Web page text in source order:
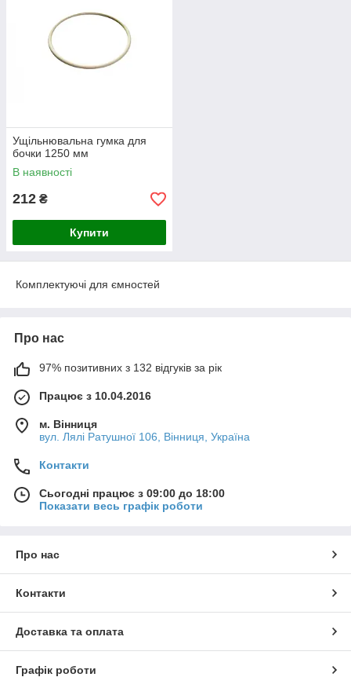
Ущільнювальна гумка для
бочки 1250 мм
В наявності
212 ₴
Купити
Комплектуючі для ємностей
Про нас
97% позитивних з 132 відгуків за рік
Працює з 10.04.2016
м. Вінниця
вул. Лялі Ратушної 106, Вінниця, Україна
Контакти
Сьогодні працює з 09:00 до 18:00
Показати весь графік роботи
Про нас
Контакти
Доставка та оплата
Графік роботи